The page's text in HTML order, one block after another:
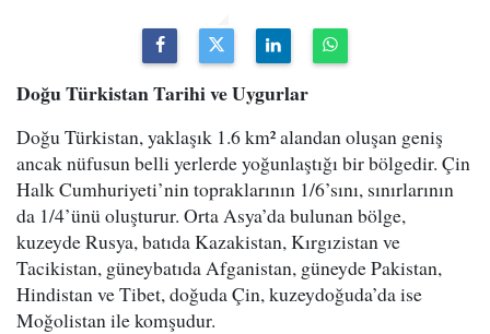
Doğu Türkistan Tarihi ve Uygurlar
Doğu Türkistan, yaklaşık 1.6 km² alandan oluşan geniş
ancak nüfusun belli yerlerde yoğunlaştığı bir bölgedir. Çin
Halk Cumhuriyeti’nin topraklarının 1/6’sını, sınırlarının
da 1/4’ünü oluşturur. Orta Asya’da bulunan bölge,
kuzeyde Rusya, batıda Kazakistan, Kırgızistan ve
Tacikistan, güneybatıda Afganistan, güneyde Pakistan,
Hindistan ve Tibet, doğuda Çin, kuzeydoğuda’da ise
Moğolistan ile komşudur.